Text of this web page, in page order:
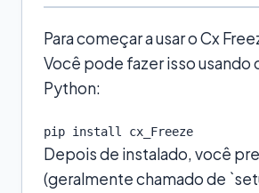
Para começar a usar o Cx
Você pode fazer isso
Python:
pip install cx_Freeze
Depois de instalado, você
(geralmente chamado de